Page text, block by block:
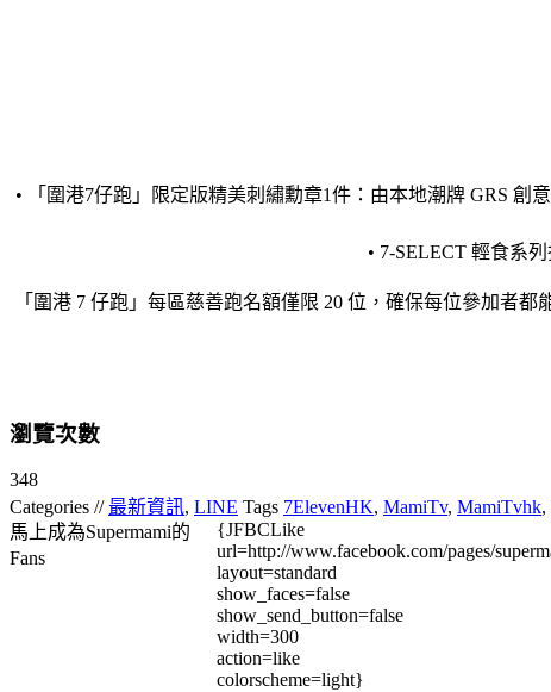
• 「圍港7仔跑」限定版精美刺繡勳章1件：由本地潮牌 GRS 創
• 7-SELECT 輕食系
「圍港 7 仔跑」每區慈善跑名額僅限 20 位，確保每位參加者都
瀏覽次數
348
Categories // 最新資訊, LINE Tags 7ElevenHK, MamiTv, MamiTvhk,
馬上成為Supermami的
Fans
{JFBCLike
url=http://www.facebook.com/pages/
layout=standard
show_faces=false
show_send_button=false
width=300
action=like
colorscheme=light}